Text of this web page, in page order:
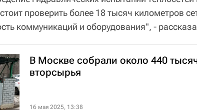
проверить более 18 тысяч километров
коммуникаций и оборудования", -
В Москве собрали около 440
вторсырья
16 мая 2025, 13:38